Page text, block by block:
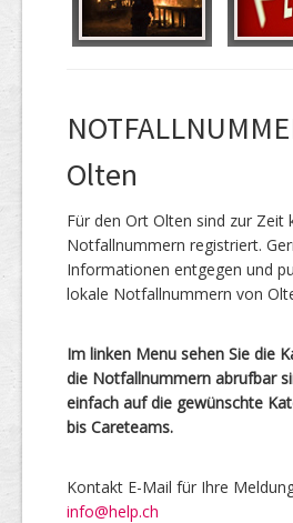
Olten
Für den Ort Olten sind zur Zeit
Notfallnummern registriert.
Informationen entgegen und
lokale Notfallnummern von
Im linken Menu sehen Sie die
die Notfallnummern abrufbar
einfach auf die gewünschte
bis Careteams.
Kontakt E-Mail für Ihre
info@help.ch